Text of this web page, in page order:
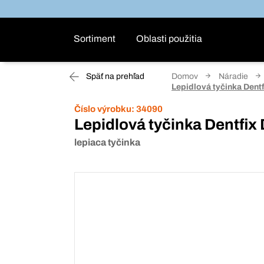
Sortiment Oblasti použitia
Späť na prehľad Domov
Náradie
Lepidlová tyčinka
Číslo výrobku: 34090
Lepidlová tyčinka Dentfix
lepiaca tyčinka